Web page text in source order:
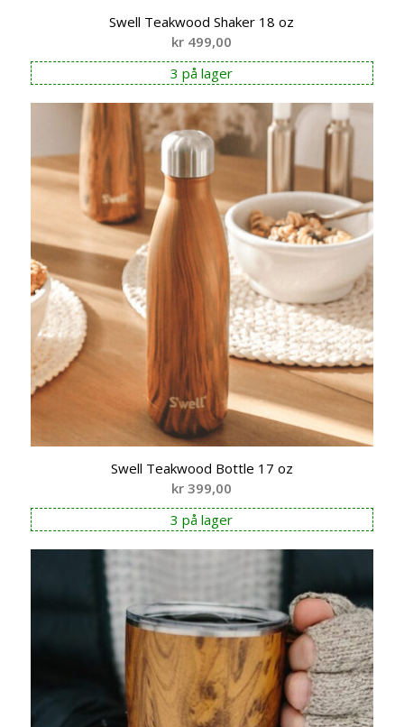
Swell Teakwood Shaker 18 oz
kr 499,00
3 på lager
Swell Teakwood Bottle 17 oz
kr 399,00
3 på lager